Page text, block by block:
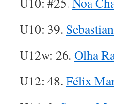
U10: 39.
U12w: 26. Olha
U12: 48. Félix